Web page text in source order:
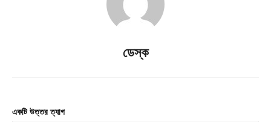
ডেস্ক
একটি উত্তর ত্যাগ